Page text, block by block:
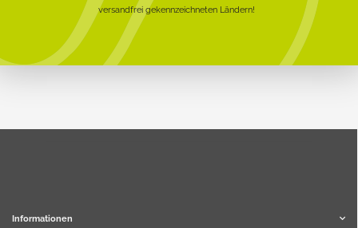
versandfrei gekennzeichneten Ländern!
Informationen